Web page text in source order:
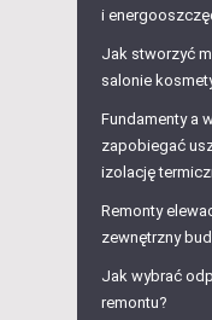
i
Jak stworzyć
salonie
Fundamenty a
zapobiegać
izolację
Remonty
zewnętrzny
Jak wybrać
remontu?